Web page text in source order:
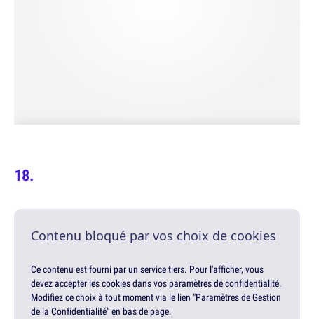
Contenu bloqué par vos choix de cookies
Ce contenu est fourni par un service tiers. Pour l'afficher, vous
devez accepter les cookies dans vos paramètres de confidentialité.
Modifiez ce choix à tout moment via le lien "Paramètres de Gestion
de la Confidentialité" en bas de page.